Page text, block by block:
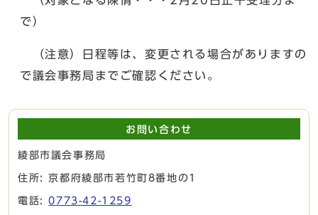
で）
（注意）日程等は、変更される場合がありますの
で議会事務局までご確認ください。
お問い合わせ
綾部市議会事務局
住所: 京都府綾部市若竹町8番地の1
電話:0773-42-1259